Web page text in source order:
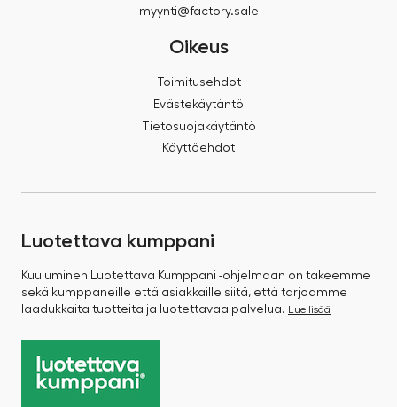
myynti@factory.sale
Oikeus
Toimitusehdot
Evästekäytäntö
Tietosuojakäytäntö
Käyttöehdot
Luotettava kumppani
Kuuluminen Luotettava Kumppani -ohjelmaan on takeemme
sekä kumppaneille että asiakkaille siitä, että tarjoamme
laadukkaita tuotteita ja luotettavaa palvelua.
Lue lisää